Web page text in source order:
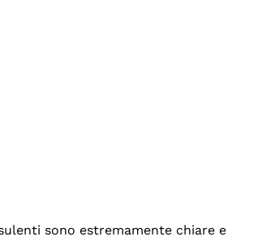
sono estremamente chiare e